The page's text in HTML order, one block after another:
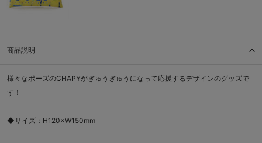
商品説明
様々なポーズのCHAPYがぎゅうぎゅうになって応援するデザインのグッズで
す！
◆サイズ：H120×W150mm